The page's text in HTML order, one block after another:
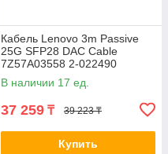
Кабель Lenovo 3m Passive
25G SFP28 DAC Cable
7Z57A03558 2-022490
В наличии 17 ед.
37 259 ₸ 39 223 ₸
Купить